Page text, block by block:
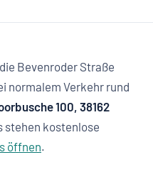
Bevenroder Straße
normalem Verkehr rund
100, 38162
stehen kostenlose
öffnen.